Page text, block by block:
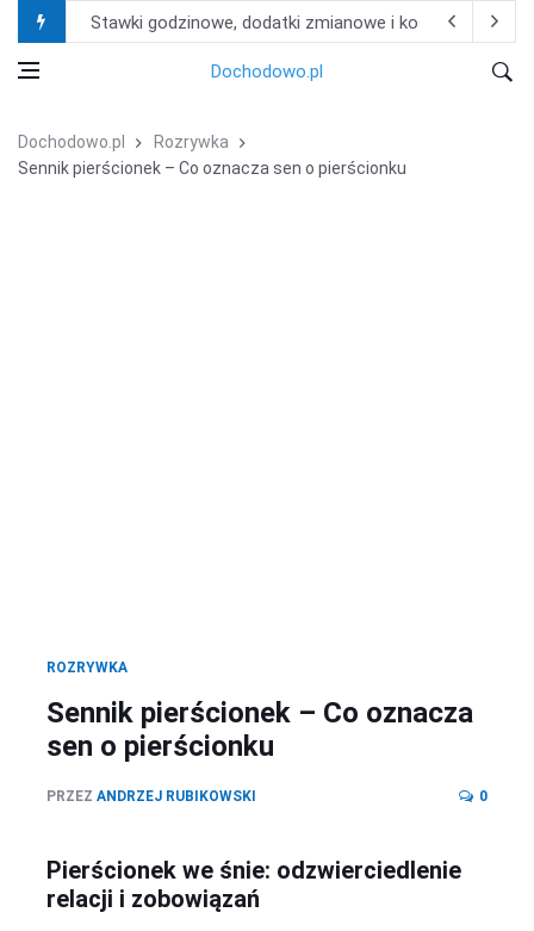
Stawki godzinowe, dodatki zmianowe i koszty życia –
Jak znaleźć właściwy filtr do maszyny bez znajomości
Nie ryzykuj kar od fiskusa! Zobacz, jak księgowość dla
Dochodowo.pl
Dochodowo.pl
Rozrywka
Sennik pierścionek – Co oznacza sen o pierścionku
ROZRYWKA
Sennik pierścionek – Co oznacza
sen o pierścionku
PRZEZ ANDRZEJ RUBIKOWSKI 0
Pierścionek we śnie: odzwierciedlenie
relacji i zobowiązań